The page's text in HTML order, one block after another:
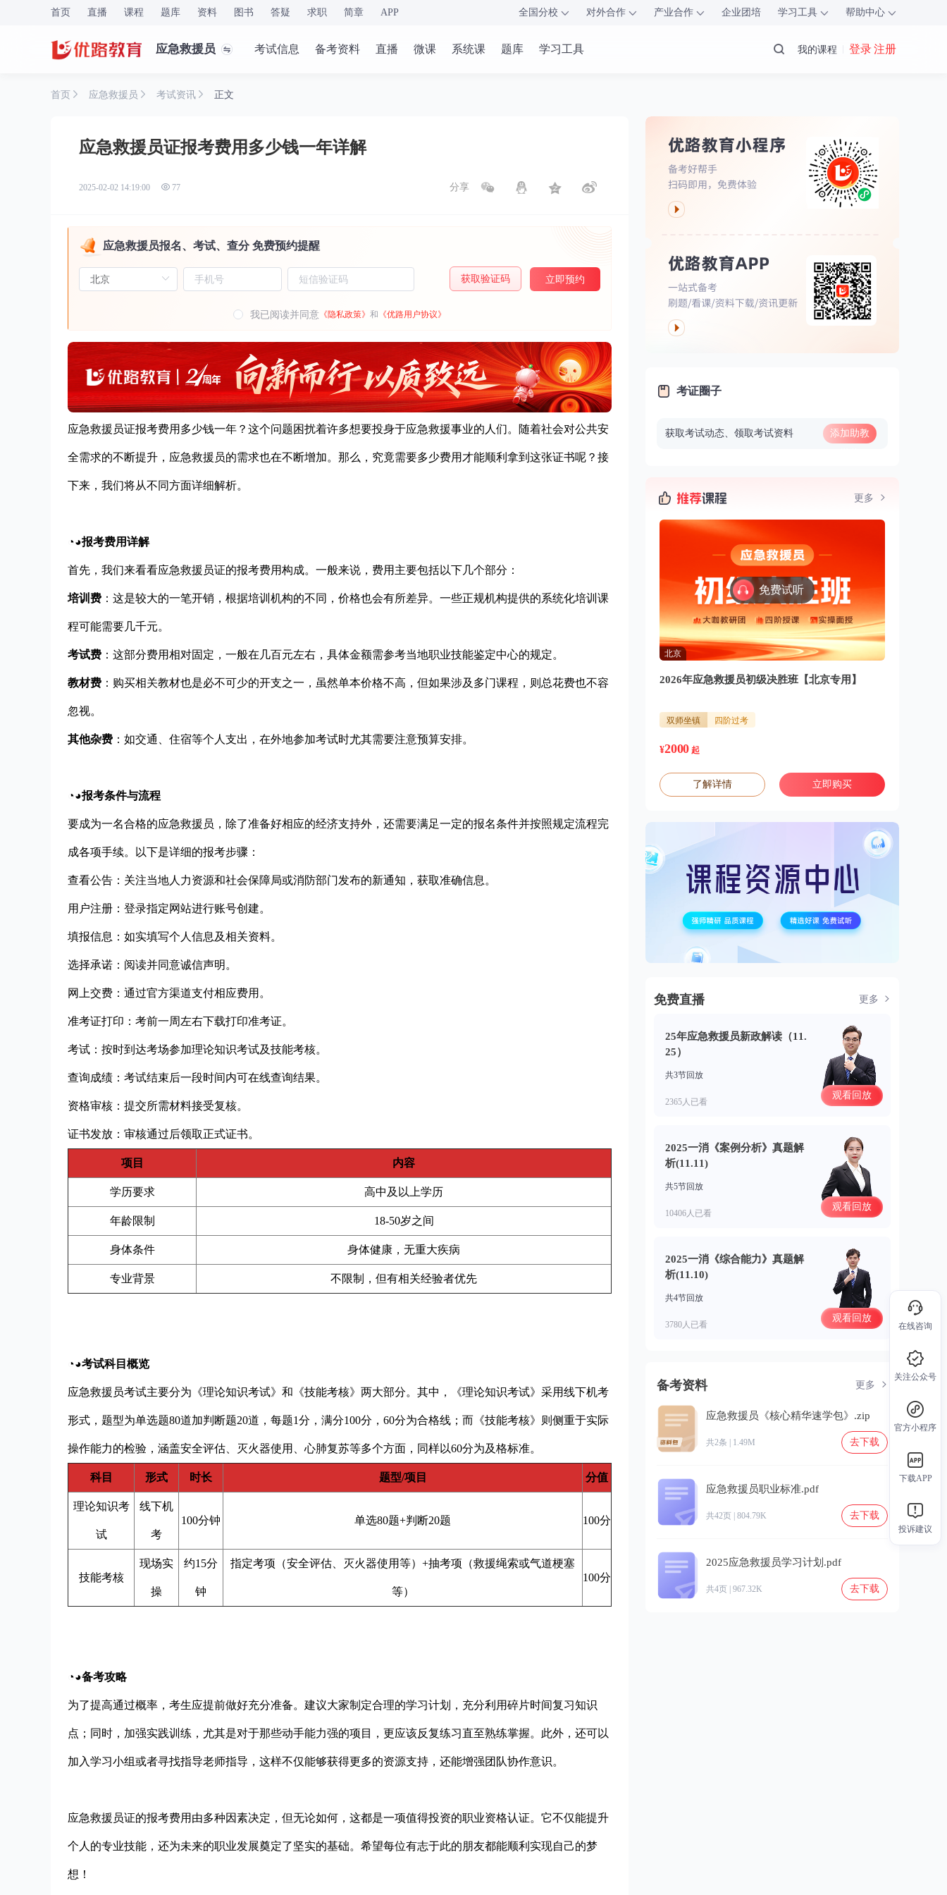
首页 直播 课程 题库 资料 图书 答疑 求职 简章 APP 全国分校 对外合作 产业合作 企业团培 学习工具 帮助中心
应急救援员 考试信息 备考资料 直播 微课 系统课 题库 学习工具 我的课程 登录 注册
首页 应急救援员 考试资讯 正文
应急救援员证报考费用多少钱一年详解
2025-02-02 14:19:00 77 分享
应急救援员报名、考试、查分 免费预约提醒
获取验证码 立即预约
我已阅读并同意 《隐私政策》 和 《优路用户协议》
应急救援员证报考费用多少钱一年？这个问题困扰着许多想要投身于应急救援事业的人们。随着社会对公共安
全需求的不断提升，应急救援员的需求也在不断增加。那么，究竟需要多少费用才能顺利拿到这张证书呢？接
下来，我们将从不同方面详细解析。
◔◕报考费用详解
首先，我们来看看应急救援员证的报考费用构成。一般来说，费用主要包括以下几个部分：
培训费 ：这是较大的一笔开销，根据培训机构的不同，价格也会有所差异。一些正规机构提供的系统化培训课
程可能需要几千元。
考试费 ：这部分费用相对固定，一般在几百元左右，具体金额需参考当地职业技能鉴定中心的规定。
教材费 ：购买相关教材也是必不可少的开支之一，虽然单本价格不高，但如果涉及多门课程，则总花费也不容
忽视。
其他杂费 ：如交通、住宿等个人支出，在外地参加考试时尤其需要注意预算安排。
◔◕报考条件与流程
要成为一名合格的应急救援员，除了准备好相应的经济支持外，还需要满足一定的报名条件并按照规定流程完
成各项手续。以下是详细的报考步骤：
查看公告：关注当地人力资源和社会保障局或消防部门发布的新通知，获取准确信息。
用户注册：登录指定网站进行账号创建。
填报信息：如实填写个人信息及相关资料。
选择承诺：阅读并同意诚信声明。
网上交费：通过官方渠道支付相应费用。
准考证打印：考前一周左右下载打印准考证。
考试：按时到达考场参加理论知识考试及技能考核。
查询成绩：考试结束后一段时间内可在线查询结果。
资格审核：提交所需材料接受复核。
证书发放：审核通过后领取正式证书。
项目 内容
学历要求 高中及以上学历
年龄限制 18-50岁之间
身体条件 身体健康，无重大疾病
专业背景 不限制，但有相关经验者优先
◔◕考试科目概览
应急救援员考试主要分为《理论知识考试》和《技能考核》两大部分。其中，《理论知识考试》采用线下机考
形式，题型为单选题80道加判断题20道，每题1分，满分100分，60分为合格线；而《技能考核》则侧重于实际
操作能力的检验，涵盖安全评估、灭火器使用、心肺复苏等多个方面，同样以60分为及格标准。
科目 形式 时长 题型/项目 分值
理论知识考
试
线下机
考
100分钟 单选80题+判断20题 100分
技能考核
现场实
操
约15分
钟
指定考项（安全评估、灭火器使用等）+抽考项（救援绳索或气道梗塞
等）
100分
◔◕备考攻略
为了提高通过概率，考生应提前做好充分准备。建议大家制定合理的学习计划，充分利用碎片时间复习知识
点；同时，加强实践训练，尤其是对于那些动手能力强的项目，更应该反复练习直至熟练掌握。此外，还可以
加入学习小组或者寻找指导老师指导，这样不仅能够获得更多的资源支持，还能增强团队协作意识。
应急救援员证的报考费用由多种因素决定，但无论如何，这都是一项值得投资的职业资格认证。它不仅能提升
个人的专业技能，还为未来的职业发展奠定了坚实的基础。希望每位有志于此的朋友都能顺利实现自己的梦
想！
考证圈子
获取考试动态、领取考试资料
添加助教
更多
免费试听
北京
2026年应急救援员初级决胜班【北京专用】
双师坐镇 四阶过考
¥2000 起
了解详情 立即购买
免费直播 更多
25年应急救援员新政解读（11.
25）
共3节回放
2365人已看
观看回放
2025一消《案例分析》真题解
析(11.11)
共5节回放
10406人已看
观看回放
2025一消《综合能力》真题解
析(11.10)
共4节回放
3780人已看
观看回放
备考资料 更多
应急救援员《核心精华速学包》.zip
共2条 | 1.49M 去下载
应急救援员职业标准.pdf
共42页 | 804.79K 去下载
2025应急救援员学习计划.pdf
共4页 | 967.32K 去下载
在线咨询
关注公众号
官方小程序
下载APP
投诉建议